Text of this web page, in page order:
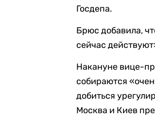
Госдепа.
Брюс добавила,
сейчас
Накануне вице-
собираются
добиться
Москва и Киев